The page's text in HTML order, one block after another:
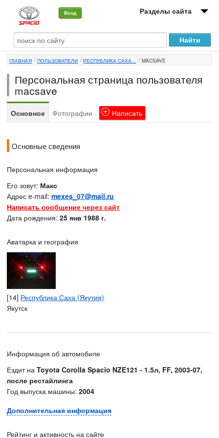
Вход Разделы сайта
О машине
Автоклуб
Форумы
Сервисы и услуги
ГЛАВНАЯ ПОЛЬЗОВАТЕЛИ РЕСПУБЛИКА САХА... MACSAVE
Персональная страница пользователя
macsave
Основное Фотографии Написать
Основные сведения
Персональная информация
Его зовут: Макс
Адрес e-mail: mexes_07@mail.ru
Написать сообщение через сайт
Дата рождения: 25 янв 1988 г.
Аватарка и география
[14] Республика Саха (Якутия)
Якутск
Информация об автомобиле
Ездит на Toyota Corolla Spacio NZE121 - 1.5л, FF, 2003-07,
после рестайлинга
Год выпуска машины: 2004
Дополнительная информация
Рейтинг и активность на сайте